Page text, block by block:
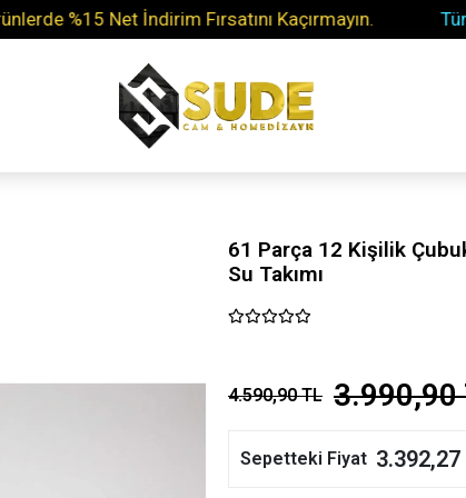
%15 Net İndirim Fırsatını Kaçırmayın. Tüm
61 Parça 12 Kişilik
Su Takımı
4.590,90 TL 3.990,90
Sepetteki Fiyat 3.392,27